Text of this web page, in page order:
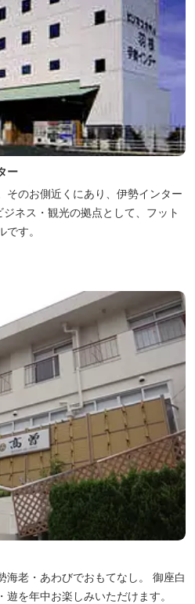
ー
そのお側近くにあり、伊勢インター
ネス・観光の拠点として、フット
す。
海老・あわびでおもてなし。 御座白
を年中お楽しみいただけます。